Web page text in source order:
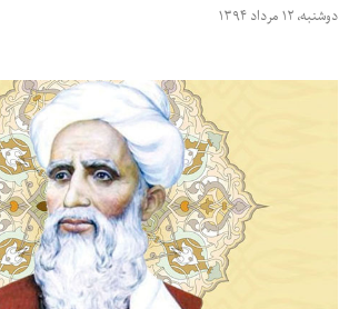
دوشنبه، ۱۲ مرداد ۱۳۹۴